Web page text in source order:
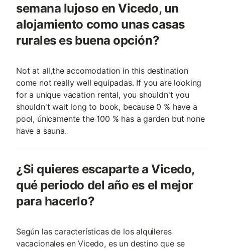
semana lujoso en Vicedo, un
alojamiento como unas casas
rurales es buena opción?
Not at all,the accomodation in this destination
come not really well equipadas. If you are looking
for a unique vacation rental, you shouldn't you
shouldn't wait long to book, because 0 % have a
pool, únicamente the 100 % has a garden but none
have a sauna.
¿Si quieres escaparte a Vicedo,
qué periodo del año es el mejor
para hacerlo?
Según las características de los alquileres
vacacionales en Vicedo, es un destino que se